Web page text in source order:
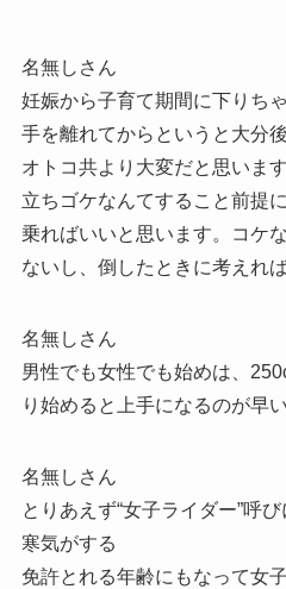
名無しさん
妊娠から子育て期間に下りち
手を離れてからというと大分
オトコ共より大変だと思います
立ちゴケなんてすること前提
乗ればいいと思います。コケ
ないし、倒したときに考えれば
名無しさん
男性でも女性でも始めは、
り始めると上手になるのが早
名無しさん
とりあえず“女子ライダー”呼び
寒気がする
免許とれる年齢にもなって女